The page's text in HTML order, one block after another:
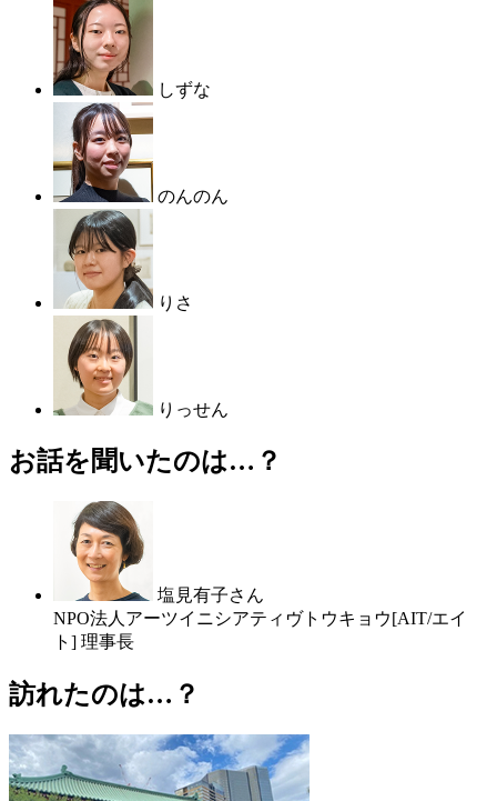
しずな
のんのん
りさ
りっせん
お話を聞いたのは…？
塩見有子さん
NPO法人アーツイニシアティヴトウキョウ[AIT/エイ
ト] 理事長
訪れたのは…？